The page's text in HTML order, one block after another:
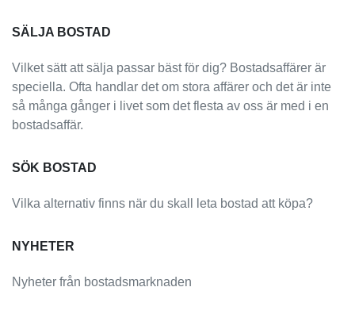
SÄLJA BOSTAD
Vilket sätt att sälja passar bäst för dig? Bostadsaffärer är
speciella. Ofta handlar det om stora affärer och det är inte
så många gånger i livet som det flesta av oss är med i en
bostadsaffär.
SÖK BOSTAD
Vilka alternativ finns när du skall leta bostad att köpa?
NYHETER
Nyheter från bostadsmarknaden